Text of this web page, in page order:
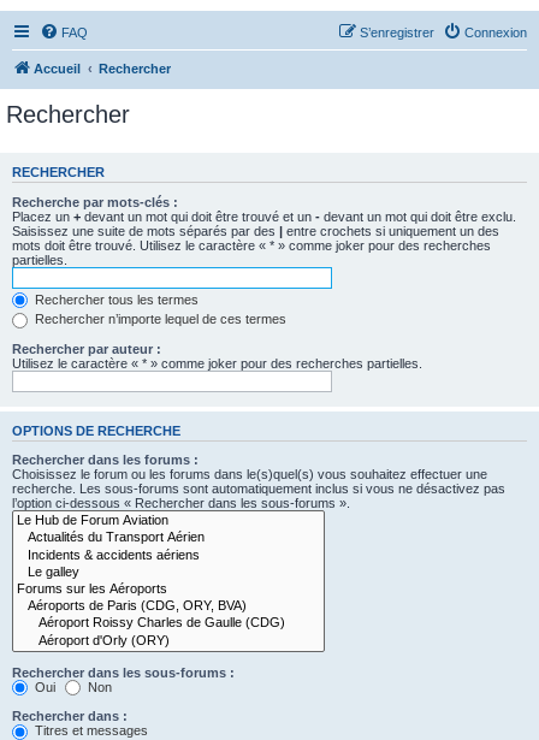
FAQ Connexion
S’enregistrer
Accueil Rechercher
Rechercher
RECHERCHER
Recherche par mots-clés :
Placez un + devant un mot qui doit être trouvé et un - devant un mot qui doit être exclu.
Saisissez une suite de mots séparés par des | entre crochets si uniquement un des
mots doit être trouvé. Utilisez le caractère « * » comme joker pour des recherches
partielles.
Rechercher tous les termes
Rechercher n’importe lequel de ces termes
Rechercher par auteur :
Utilisez le caractère « * » comme joker pour des recherches partielles.
OPTIONS DE RECHERCHE
Rechercher dans les forums :
Choisissez le forum ou les forums dans le(s)quel(s) vous souhaitez effectuer une
recherche. Les sous-forums sont automatiquement inclus si vous ne désactivez pas
l’option ci-dessous « Rechercher dans les sous-forums ».
Rechercher dans les sous-forums :
Oui
Non
Rechercher dans :
Titres et messages